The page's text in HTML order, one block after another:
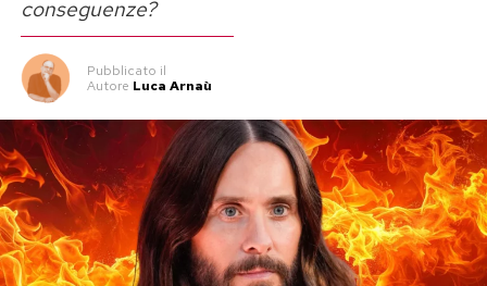
conseguenze?
Pubblicato il
Autore Luca Arnaù